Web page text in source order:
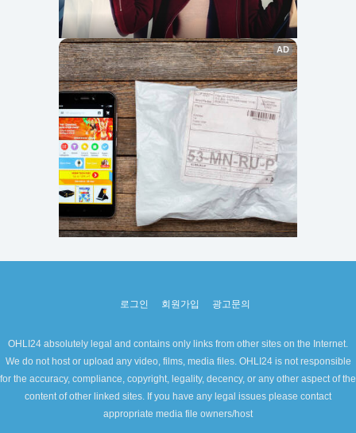
로그인 회원가입 광고문의
OHLI24 absolutely legal and contains only links from other sites on the Internet.
We do not host or upload any video, films, media files. OHLI24 is not responsible
for the accuracy, compliance, copyright, legality, decency, or any other aspect of the
content of other linked sites. If you have any legal issues please contact
appropriate media file owners/host